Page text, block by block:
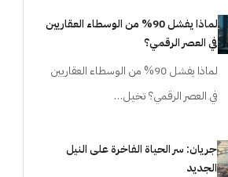
لماذا يفشل 90% من الوسطاء العقاريين
في العصر الرقمي؟
لماذا يفشل 90% من الوسطاء العقاريين
في العصر الرقمي؟ تخيل…
جريان: سر الحياة الفاخرة على النيل
الجديد